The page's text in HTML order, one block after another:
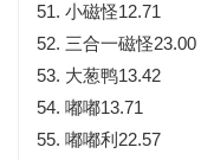
51. 小磁怪12.71
52. 三合一磁怪23.00
53. 大葱鸭13.42
54. 嘟嘟13.71
55. 嘟嘟利22.57